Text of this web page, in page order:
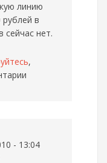
линию
в
сейчас нет.
,
- 13:04